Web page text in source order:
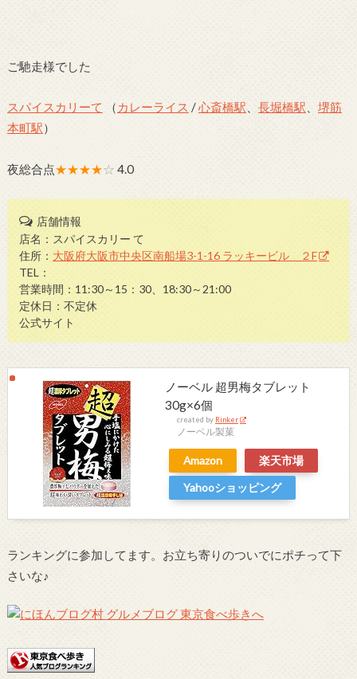
ご馳走様でした
スパイスカリーて （ カレーライス /心斎橋駅 長堀橋駅
堺筋
本町駅）
夜総合点★★★★☆ 4.0
店舗情報
店名：スパイスカリー て
住所： 大阪府大阪市中央区南船場3-1-16 ラッキービル ２F
TEL：
営業時間：11:30～15：30、18:30～21:00
定休日：不定休
公式サイト
ノーベル 超男梅タブレット
30g×6個
created by Rinker
ノーベル製菓
Amazon
楽天市場
Yahooショッピング
ランキングに参加してます。お立ち寄りのついでにポチって下
さいな♪